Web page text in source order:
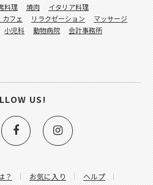
？ お気に入り ヘルプ
料理 焼肉
イタリア料理
カフェ リラクゼーション
マッサージ
小児科 動物病院
会計事務所
US!